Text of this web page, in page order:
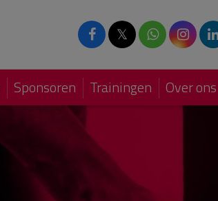
𝕏
Sponsoren Trainingen Over ons